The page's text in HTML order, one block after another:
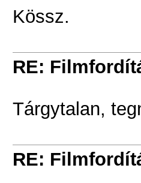
Kössz.
RE:
Tárgytalan,
RE: